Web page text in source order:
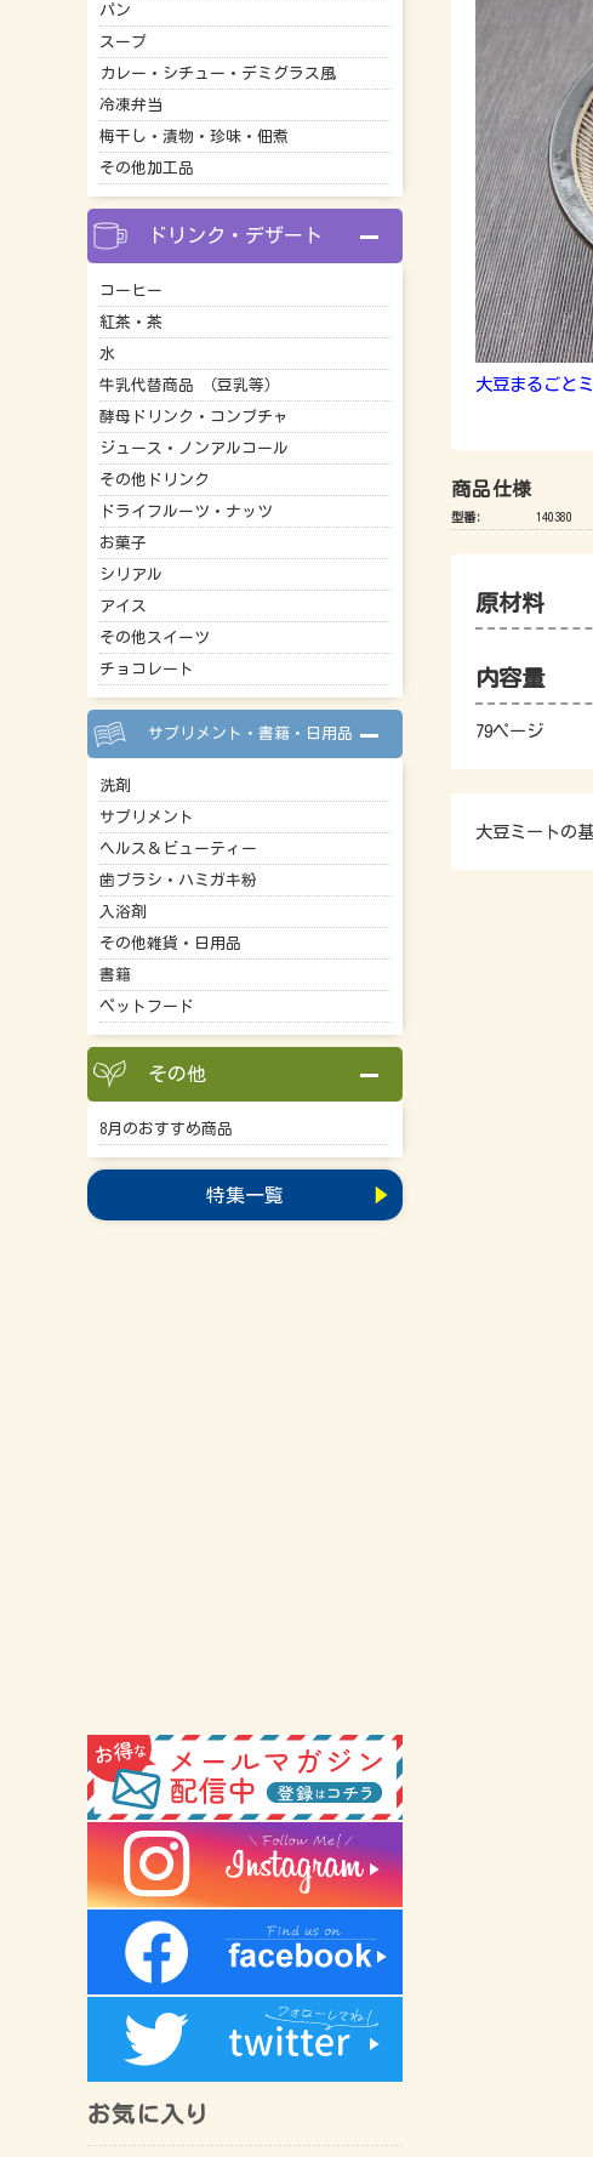
大豆まるごと
商品仕様
型番: 140380
原材料
内容量
79ページ
大豆ミートの
パン
スープ
カレー・シチュー・デミグラス風
冷凍弁当
梅干し・漬物・珍味・佃煮
その他加工品
ドリンク・デザート
コーヒー
紅茶・茶
水
牛乳代替商品 （豆乳等）
酵母ドリンク・コンブチャ
ジュース・ノンアルコール
その他ドリンク
ドライフルーツ・ナッツ
お菓子
シリアル
アイス
その他スイーツ
チョコレート
サプリメント・書籍・日用品
洗剤
サプリメント
ヘルス＆ビューティー
歯ブラシ・ハミガキ粉
入浴剤
その他雑貨・日用品
書籍
ペットフード
その他
8月のおすすめ商品
特集一覧
お気に入り